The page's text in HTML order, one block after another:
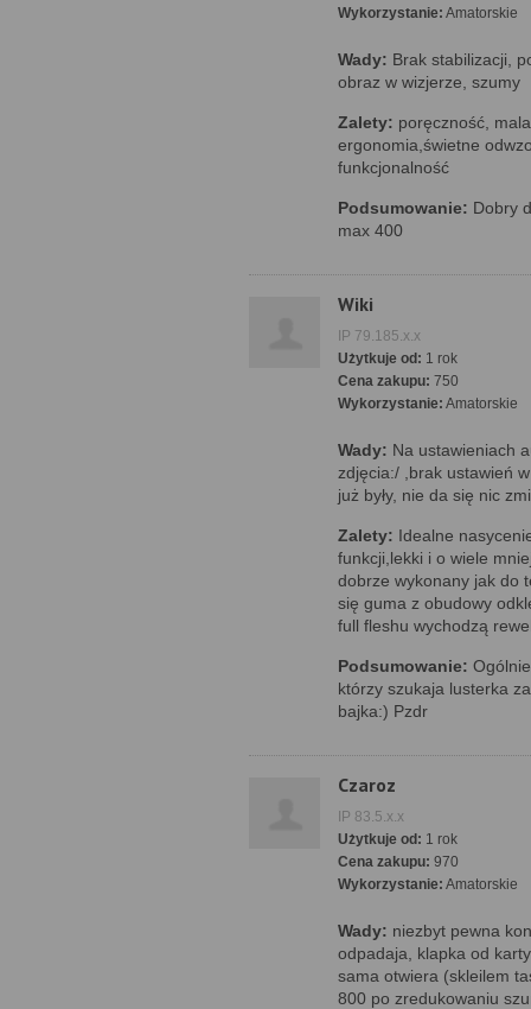
Wykorzystanie: Amatorskie
Wady: Brak stabilizacji,
obraz w wizjerze, szumy
Zalety: poręczność,
ergonomia,świetne
funkcjonalność
Podsumowanie: Dobry
max 400
Wiki
IP 79.185.x.x
Użytkuje od: 1 rok
Cena zakupu: 750
Wykorzystanie: Amatorskie
Wady: Na ustawieniach
zdjęcia:/ ,brak ustawień
już były, nie da się nic
Zalety: Idealne
funkcji,lekki i o wiele
dobrze wykonany jak do
się guma z obudowy
full fleshu wychodzą
Podsumowanie:
którzy szukaja lusterka
bajka:) Pzdr
Czaroz
IP 83.5.x.x
Użytkuje od: 1 rok
Cena zakupu: 970
Wykorzystanie: Amatorskie
Wady: niezbyt pewna
odpadaja, klapka od
sama otwiera (skleilem
800 po zredukowaniu